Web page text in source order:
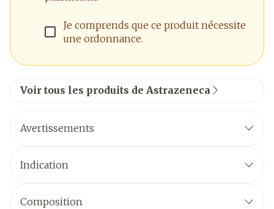
Je comprends que ce produit nécessite
une ordonnance.
Voir tous les produits de Astrazeneca
Avertissements
Indication
Composition